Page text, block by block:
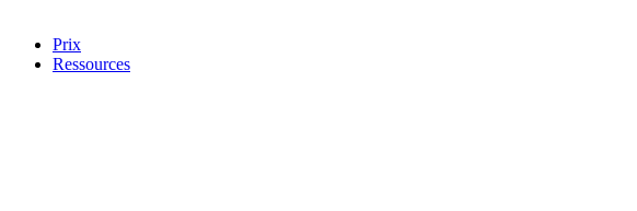
Prix
Ressources